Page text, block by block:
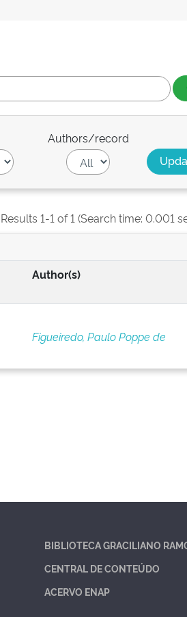
Authors/record
Results 1-1 of 1 (Search time: 0.001
Author(s)
Figueiredo, Paulo Poppe de
BIBLIOTECA GRACILIANO
CENTRAL DE CONTEÚDO
ACERVO ENAP